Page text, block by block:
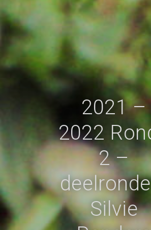
2021 –
2022
2 –
Silvie